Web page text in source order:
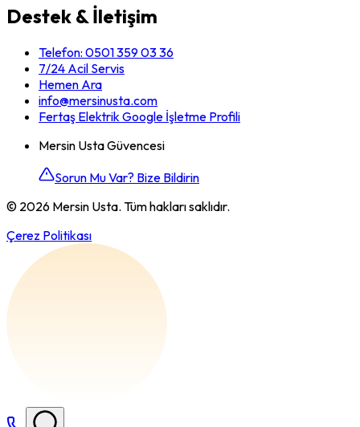
Destek & İletişim
Telefon: 0501 359 03 36
7/24 Acil Servis
Hemen Ara
info@mersinusta.com
Fertaş Elektrik Google İşletme Profili
Mersin Usta Güvencesi
Sorun Mu Var? Bize Bildirin
© 2026 Mersin Usta. Tüm hakları saklıdır.
Çerez Politikası